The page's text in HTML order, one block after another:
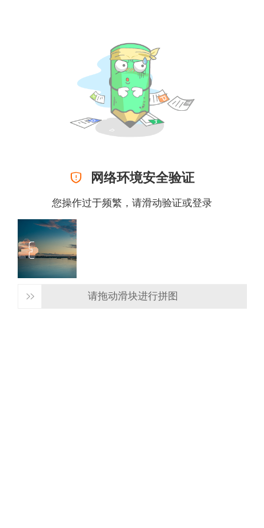
 网络环境安全验证
您操作过于频繁，请滑动验证或登录
请拖动滑块进行拼图